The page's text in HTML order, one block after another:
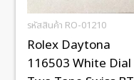
รหัสสินค้า RO-01210
Rolex Daytona
116503 White Dial